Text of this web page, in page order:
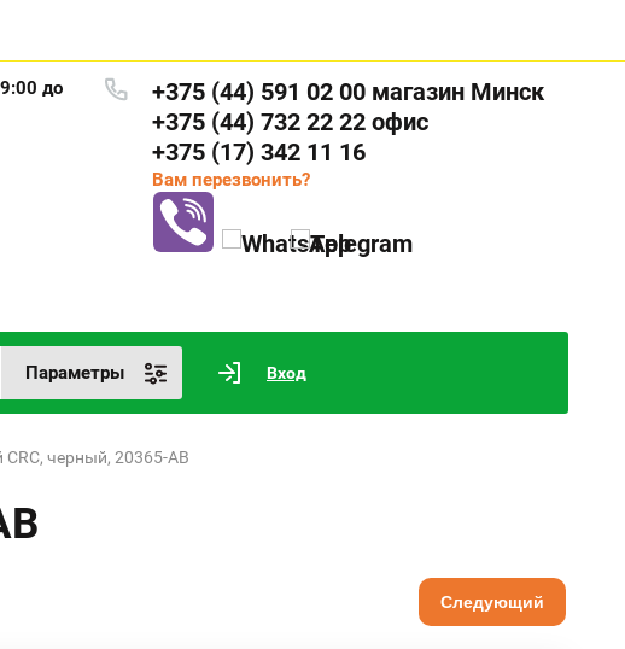
до
+375 (44) 591 02 00 магазин Минск
+375 (44) 732 22 22 офис
+375 (17) 342 11 16
Вам перезвонить?
Параметры Вход
черный, 20365-AB
Следующий